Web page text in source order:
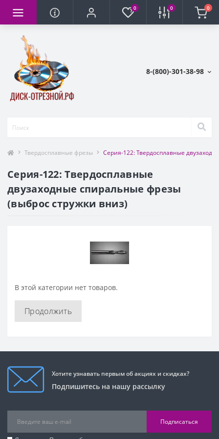
0 0 0
8-(800)-301-38-98
Твердосплавные фрезы Серия-122: Твердосплавные
Серия-122: Твердосплавные
двузаходные спиральные фрезы
(выброс стружки вниз)
В этой категории нет товаров.
Продолжить
Хотите узнавать первым об акциях и скидках?
Подпишитесь на нашу рассылку
Подписаться